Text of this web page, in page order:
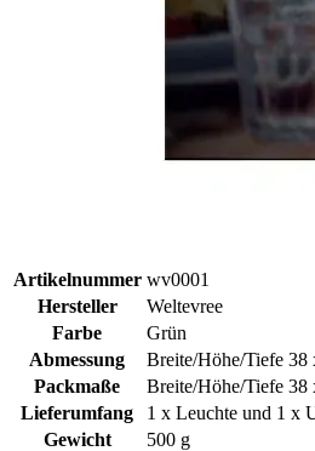
Artikelnummer wv0001
Hersteller
Weltevree
Farbe
Grün
Abmessung
Breite/Höhe/Tiefe 38
Packmaße
Breite/Höhe/Tiefe 38
Lieferumfang
1 x Leuchte und 1 x
Gewicht
500 g